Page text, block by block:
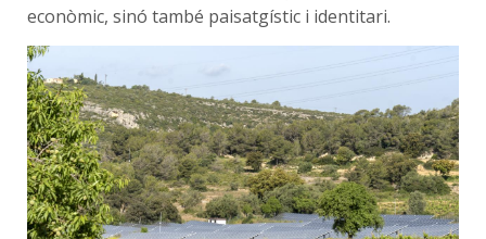
econòmic, sinó també paisatgístic i identitari.